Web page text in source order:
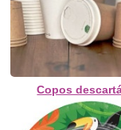
Copos